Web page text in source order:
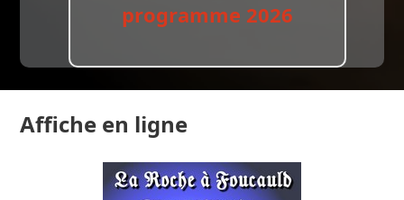
programme 2026
Affiche en ligne